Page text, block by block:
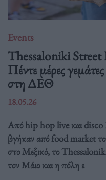
Events
Thessaloniki Street
Πέντε μέρες
στη ΔΕΘ
18.05.26
Από hip hop live και disco
βγήκαν από food market
στο Μεξικό, το
τον Μάιο και η πόλη ε